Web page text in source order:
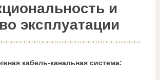
и
эксплуатации
кабель-канальная система: